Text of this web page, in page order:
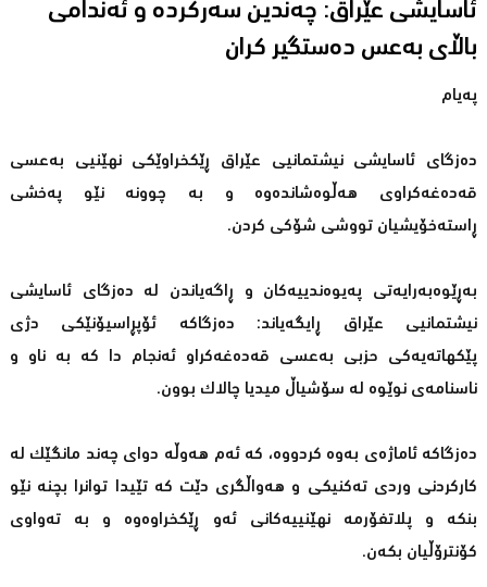
ئاسایشی عێراق: چەندین سەركردە و ئەندامی
باڵای بەعس دەستگیر كران
پەیام
دەزگای ئاسایشی نیشتمانیی عێراق ڕێكخراوێكی نهێنیی بەعسی
قەدەغەكراوی هەڵوەشاندەوە و بە چوونە نێو پەخشی
ڕاستەخۆیشیان تووشی شۆكی كردن.
بەڕێوەبەرایەتی پەیوەندییەكان و ڕاگەیاندن لە دەزگای ئاسایشی
نیشتمانیی عێراق ڕایگەیاند: دەزگاكە ئۆپڕاسیۆنێكی دژی
پێكهاتەیەكی حزبی بەعسی قەدەغەكراو ئەنجام دا كە بە ناو و
ناسنامەی نوێوە لە سۆشیاڵ میدیا چالاك بوون.
دەزگاكە ئاماژەی بەوە كردووە، كە ئەم هەوڵە دوای چەند مانگێك لە
كاركردنی وردی تەكنیكی و هەواڵگری دێت كە تێیدا توانرا بچنە نێو
بنكە و پلاتفۆرمە نهێنییەكانی ئەو ڕێكخراوەوە و بە تەواوی
كۆنترۆڵیان بكەن.